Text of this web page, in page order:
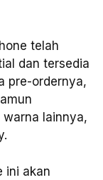
telah
dan tersedia
pre-ordernya,
lainnya,
ini akan